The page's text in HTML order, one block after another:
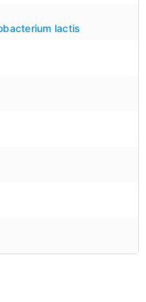
lactis